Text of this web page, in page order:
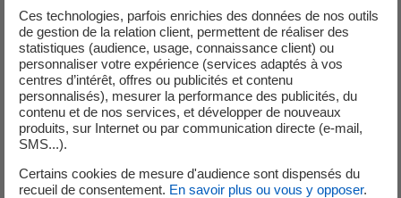
Depuis le 5 mai 2025, Bernard Fontana est Président-
Directeur général du groupe EDF.
Suivez Bernard Fontana sur LinkedIn
Lire le communiqué de presse de l'Assemblée
générale du groupe EDF du 5 mai 2025
Ces technologies, parfois enrichies des données de nos outils
de gestion de la relation client, permettent de réaliser des
statistiques (audience, usage, connaissance client) ou
personnaliser votre expérience (services adaptés à vos
centres d’intérêt, offres ou publicités et contenu
personnalisés), mesurer la performance des publicités, du
contenu et de nos services, et développer de nouveaux
produits, sur Internet ou par communication directe (e-mail,
SMS...).
Certains cookies de mesure d'audience sont dispensés du
recueil de consentement. En savoir plus ou vous y opposer.